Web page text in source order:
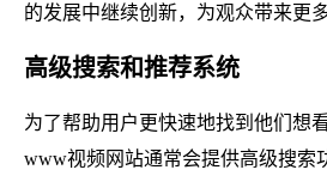
的发展中继续创新，为观众带来更
高级搜索和推荐系统
为了帮助用户更快速地找到他们想
www视频网站通常会提供高级搜索